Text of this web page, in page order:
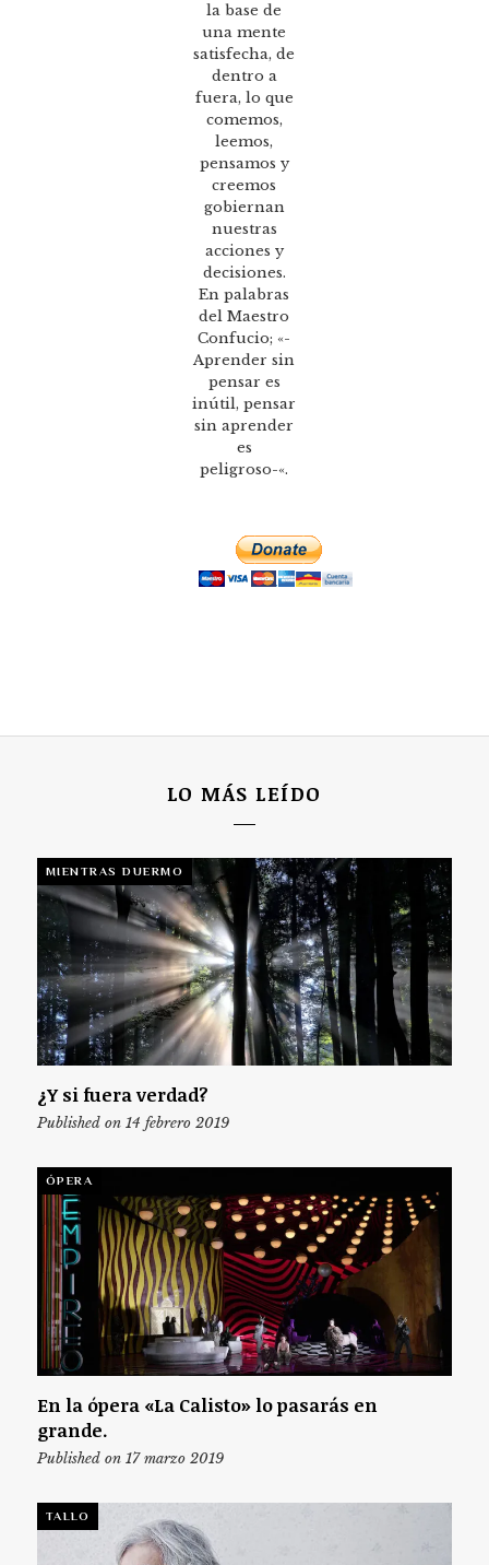
la base de
una mente
satisfecha, de
dentro a
fuera, lo que
comemos,
leemos,
pensamos y
creemos
gobiernan
nuestras
acciones y
decisiones.
En palabras
del Maestro
Confucio; «-
Aprender sin
pensar es
inútil, pensar
sin aprender
es
peligroso-«.
LO MÁS LEÍDO
MIENTRAS DUERMO
¿Y si fuera verdad?
Published on 14 febrero 2019
ÓPERA
En la ópera «La Calisto» lo pasarás en
grande.
Published on 17 marzo 2019
TALLO